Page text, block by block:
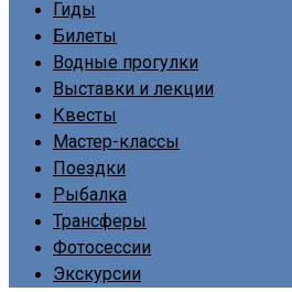
Гиды
Билеты
Водные прогулки
Выставки и лекции
Квесты
Мастер-классы
Поездки
Рыбалка
Трансферы
Фотосессии
Экскурсии